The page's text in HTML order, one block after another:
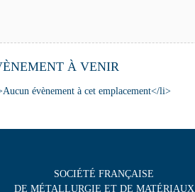
À VENIR
évènement à cet emplacement</li>
SOCIÉTÉ FRANÇAISE
DE MÉTALLURGIE ET DE MATÉRIAUX